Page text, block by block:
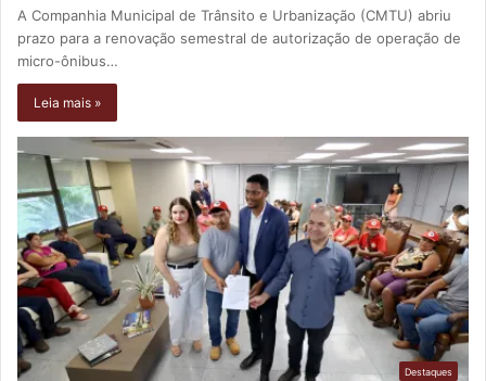
A Companhia Municipal de Trânsito e Urbanização (CMTU) abriu
prazo para a renovação semestral de autorização de operação de
micro-ônibus…
Leia mais »
Destaques